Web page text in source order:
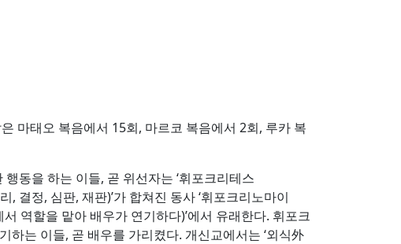
마태오 복음에서 15회, 마르코 복음에서 2회, 루카 복
동을 하는 이들, 곧 위선자는 ‘휘포크리테스
결정, 심판, 재판)’가 합쳐진 동사 ‘휘포크리노마이
역할을 맡아 배우가 연기하다)’에서 유래한다. 휘포크
는 이들, 곧 배우를 가리켰다. 개신교에서는 ‘외식外